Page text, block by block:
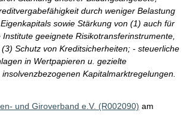
durch weniger Belastung
sowie Stärkung von (1) auch für
geeignete Risikotransferinstrumente,
Schutz von Kreditsicherheiten; - steuerliche
in Wertpapieren u. gezielte
Kapitalmarktregelungen.
und Giroverband e.V. (R002090) am